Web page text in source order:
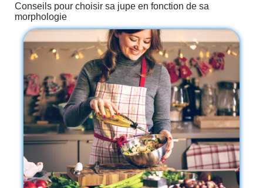
Conseils pour choisir sa jupe en fonction de sa
morphologie